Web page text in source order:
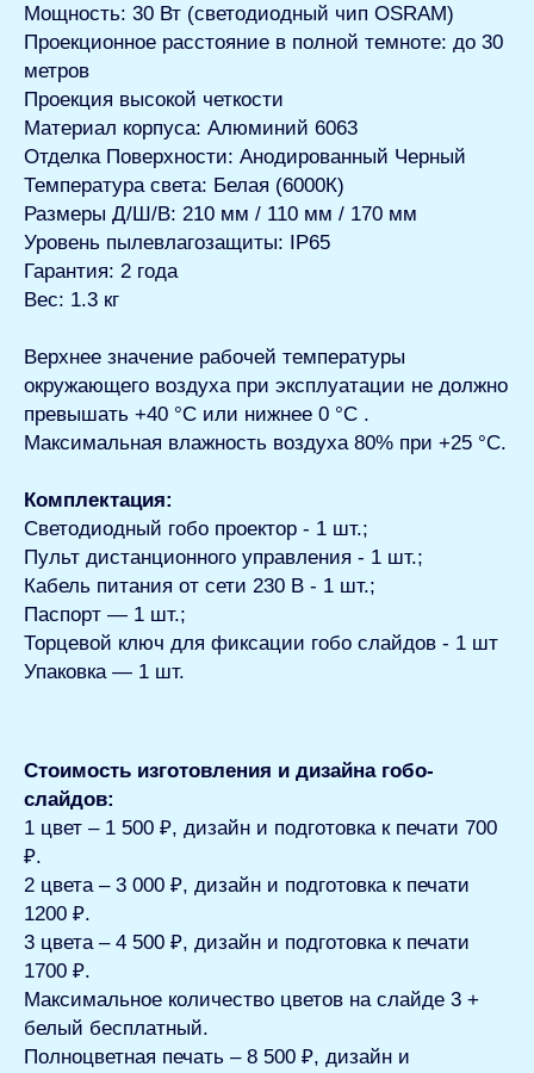
Мощность: 30 Вт (светодиодный чип OSRAM)
Проекционное расстояние в полной темноте: до 30
метров
Проекция высокой четкости
Материал корпуса: Алюминий 6063
Отделка Поверхности: Анодированный Черный
Температура света: Белая (6000К)
Размеры Д/Ш/В: 210 мм / 110 мм / 170 мм
Уровень пылевлагозащиты: IP65
Гарантия: 2 года
Вес: 1.3 кг
Верхнее значение рабочей температуры
окружающего воздуха при эксплуатации не должно
превышать +40 °С или нижнее 0 °С .
Максимальная влажность воздуха 80% при +25 °С.
Комплектация:
Светодиодный гобо проектор - 1 шт.;
Пульт дистанционного управления - 1 шт.;
Кабель питания от сети 230 В - 1 шт.;
Паспорт — 1 шт.;
Торцевой ключ для фиксации гобо слайдов - 1 шт
Упаковка — 1 шт.
Стоимость изготовления и дизайна гобо-
слайдов:
1 цвет – 1 500 ₽, дизайн и подготовка к печати 700
₽.
2 цвета – 3 000 ₽, дизайн и подготовка к печати
1200 ₽.
3 цвета – 4 500 ₽, дизайн и подготовка к печати
1700 ₽.
Максимальное количество цветов на слайде 3 +
белый бесплатный.
Полноцветная печать – 8 500 ₽, дизайн и